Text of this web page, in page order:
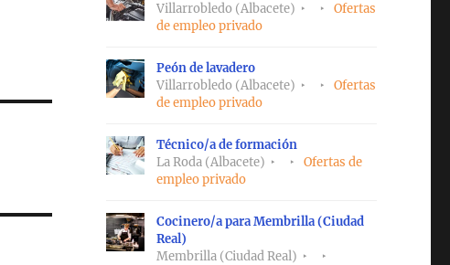
Villarrobledo (Albacete)
Ofertas
de empleo privado
Peón de lavadero
Villarrobledo (Albacete)
Ofertas
de empleo privado
Técnico/a de formación
La Roda (Albacete)
Ofertas de
empleo privado
Cocinero/a para Membrilla (Ciudad
Real)
Membrilla (Ciudad Real)